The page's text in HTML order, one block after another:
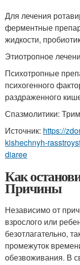
Для лечения
ферментные
жидкости,
Этиотропное
Психотропные
психогенного
раздраженного
Спазмолитики:
Источник: https://
kishechnyh-
diaree
Как
Причины
Независимо от
взрослого или
безотлагательно,
промежуток
обезвоживания. В